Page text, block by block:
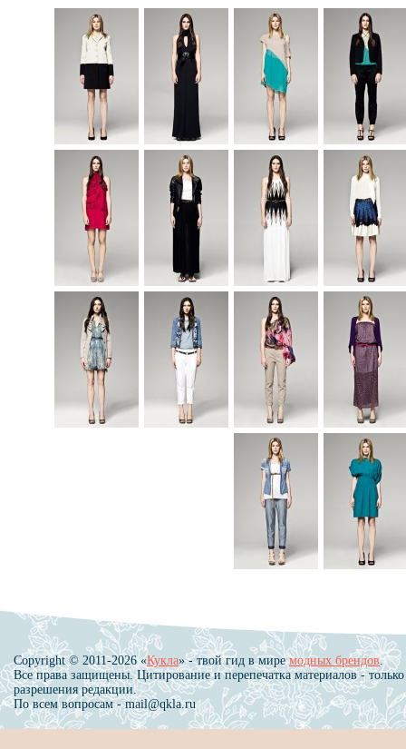
Copyright © 2011-2026 «Кукла» - твой гид в миремодных брендов.
Все права защищены. Цитирование и перепечатка материалов - только
разрешения редакции.
По всем вопросам - mail@qkla.ru